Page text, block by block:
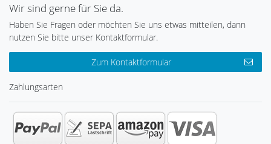
Wir sind gerne für Sie da.
Haben Sie Fragen oder möchten Sie uns etwas mitteilen, dann
nutzen Sie bitte unser Kontaktformular.
Zum Kontaktformular
Zahlungsarten